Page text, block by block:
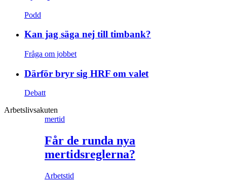
Podd
Kan jag säga nej till timbank?
Fråga om jobbet
Därför bryr sig HRF om valet
Debatt
Arbetslivsakuten
mertid
Får de runda nya
mertidsreglerna?
Arbetstid